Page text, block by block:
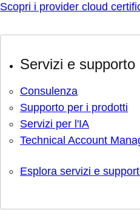
Scopri i provider cloud
Servizi e supporto
Consulenza
Supporto per i prodotti
Servizi per l'IA
Technical Account
Esplora servizi e